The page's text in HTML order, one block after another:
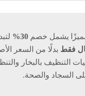
يشمل خصم 30%
بدلًا من السعر
التنظيف بالبخار
السجاد والصحة.